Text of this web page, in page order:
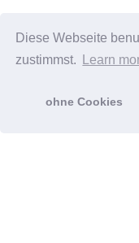
Diese Webseite
zustimmst.
Learn
ohne Cookies